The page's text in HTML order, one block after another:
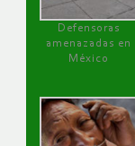
Defensoras
amenazadas en
México